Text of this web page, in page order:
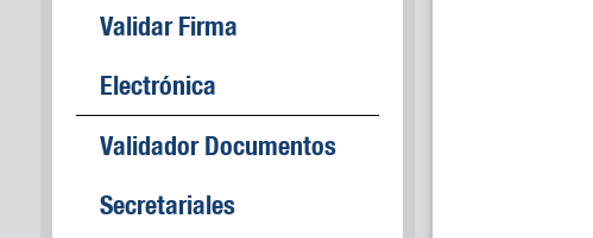
Validar Firma
Electrónica
Validador Documentos
Secretariales